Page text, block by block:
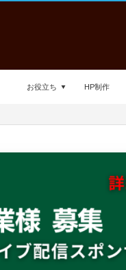
お役立ち HP制作